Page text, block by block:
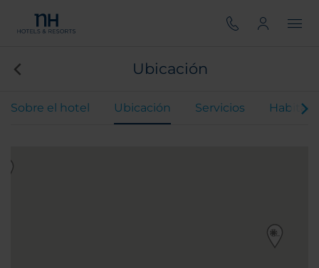
Ubicación
Sobre el hotel Ubicación Servicios